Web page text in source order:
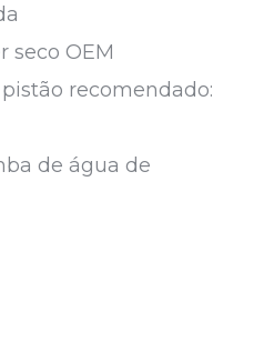
seco OEM
recomendado:
de água de